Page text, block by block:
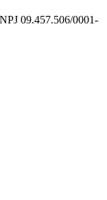
09.457.506/0001-